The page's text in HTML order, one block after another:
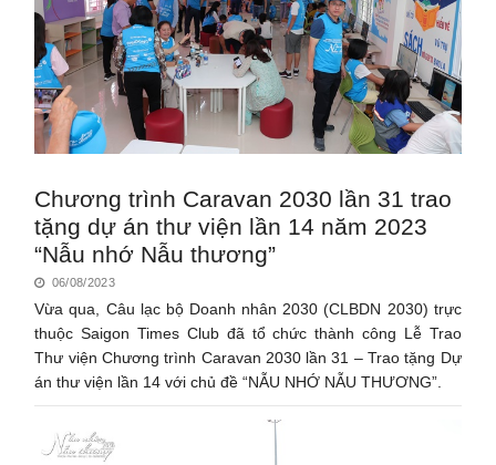
Chương trình Caravan 2030 lần 31 trao
tặng dự án thư viện lần 14 năm 2023
“Nẫu nhớ Nẫu thương”
06/08/2023
Vừa qua, Câu lạc bộ Doanh nhân 2030 (CLBDN 2030) trực
thuộc Saigon Times Club đã tổ chức thành công Lễ Trao
Thư viện Chương trình Caravan 2030 lần 31 – Trao tặng Dự
án thư viện lần 14 với chủ đề “NẪU NHỚ NẪU THƯƠNG”.